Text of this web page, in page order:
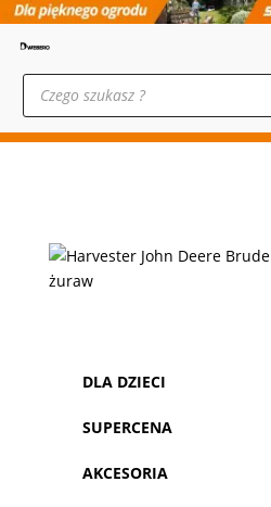
Wyszukiwarka
produktów
DLA DZIECI
SUPERCENA
AKCESORIA